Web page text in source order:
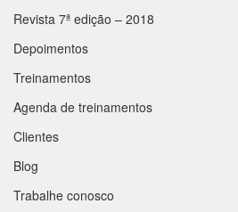
Revista 7ª edição – 2018
Depoimentos
Treinamentos
Agenda de treinamentos
Clientes
Blog
Trabalhe conosco